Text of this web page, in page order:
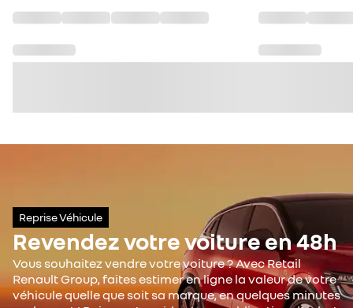
Reprise Véhicule
Revendez votre voiture en 48h
Vous souhaitez vendre votre voiture ? Avec Retail
Renault Group, faites estimer en ligne la valeur de votre
véhicule quelle que soit sa marque, en quelques minutes